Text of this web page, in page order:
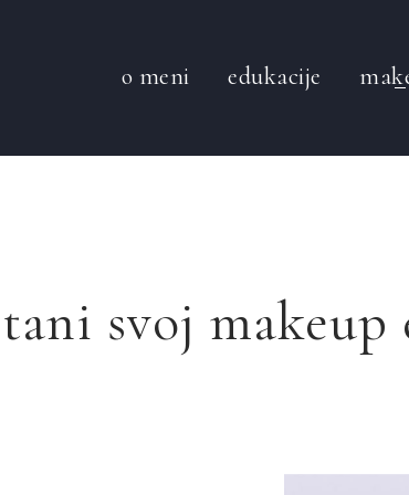
o meni edukacije
svoj makeup